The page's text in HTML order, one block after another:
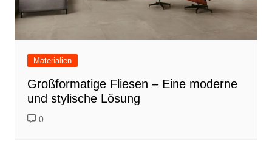
Materialien
Großformatige Fliesen – Eine moderne
und stylische Lösung
0